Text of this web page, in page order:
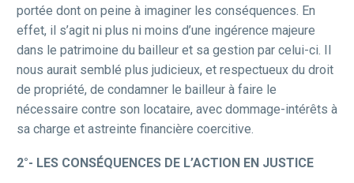
portée dont on peine à imaginer les conséquences. En
effet, il s’agit ni plus ni moins d’une ingérence majeure
dans le patrimoine du bailleur et sa gestion par celui-ci. Il
nous aurait semblé plus judicieux, et respectueux du droit
de propriété, de condamner le bailleur à faire le
nécessaire contre son locataire, avec dommage-intérêts à
sa charge et astreinte financière coercitive.
2°- LES CONSÉQUENCES DE L’ACTION EN JUSTICE